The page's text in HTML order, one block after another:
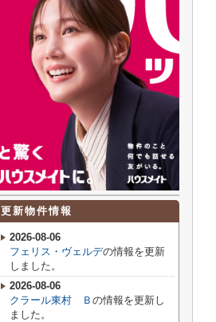
更新物件情報
2026-08-06
フェリス・ヴェルデの情報を更新
しました。
2026-08-06
クラール東村 Ｂ の情報を更新し
ました。